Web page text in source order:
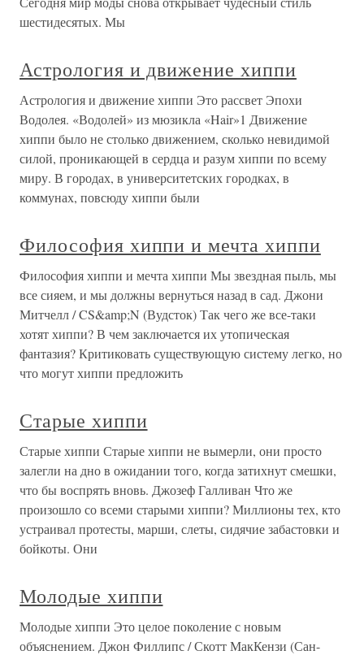
шестидесятых. Мы
Астрология и движение хиппи
Астрология и движение хиппи Это рассвет Эпохи
Водолея. «Водолей» из мюзикла «Hair»1 Движение
хиппи было не столько движением, сколько невидимой
силой, проникающей в сердца и разум хиппи по всему
миру. В городах, в университетских городках, в
коммунах, повсюду хиппи были
Философия хиппи и мечта хиппи
Философия хиппи и мечта хиппи Мы звездная пыль, мы
все сияем, и мы должны вернуться назад в сад. Джони
Митчелл / CS&amp;N (Вудсток) Так чего же все-таки
хотят хиппи? В чем заключается их утопическая
фантазия? Критиковать существующую систему легко, но
что могут хиппи предложить
Старые хиппи
Старые хиппи Старые хиппи не вымерли, они просто
залегли на дно в ожидании того, когда затихнут смешки,
что бы воспрять вновь. Джозеф Галливан Что же
произошло со всеми старыми хиппи? Миллионы тех, кто
устраивал протесты, марши, слеты, сидячие забастовки и
бойкоты. Они
Молодые хиппи
Молодые хиппи Это целое поколение с новым
объяснением. Джон Филлипс / Скотт МакКензи (Сан-